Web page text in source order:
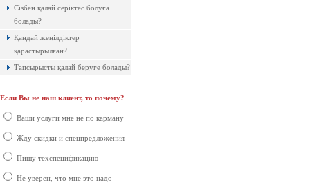
Сізбен қалай серіктес болуға
болады?
Қандай жеңілдіктер
қарастырылған?
Тапсырысты қалай беруге болады?
Если Вы не наш клиент, то почему?
Ваши услуги мне не по карману
Жду скидки и спецпредложения
Пишу техспецификацию
Не уверен, что мне это надо
Ақпараттық қауіпсіздік шеңберінде
қарқынды дамып жатырған
компаниялардың бірі болып саналады.